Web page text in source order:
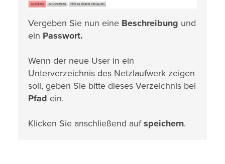
Vergeben Sie nun eine Beschreibung und
ein Passwort.
Wenn der neue User in ein
Unterverzeichnis des Netzlaufwerk zeigen
soll, geben Sie bitte dieses Verzeichnis bei
Pfad ein.
Klicken Sie anschließend aufspeichern.